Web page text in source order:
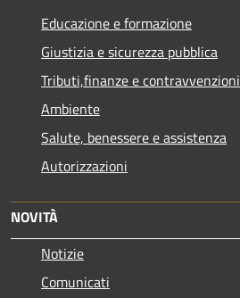
Educazione e formazione
Giustizia e sicurezza pubblica
Tributi,finanze e contravvenzioni
Ambiente
Salute, benessere e assistenza
Autorizzazioni
NOVITÀ
Notizie
Comunicati